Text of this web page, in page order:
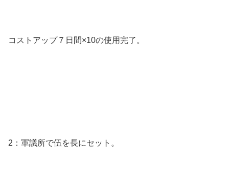
コストアップ７日間×10の使用完了。
2：軍議所で伍を長にセット。